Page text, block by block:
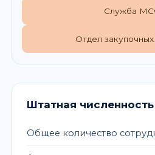
Служба
Отдел
Штатная численность
Общее количество